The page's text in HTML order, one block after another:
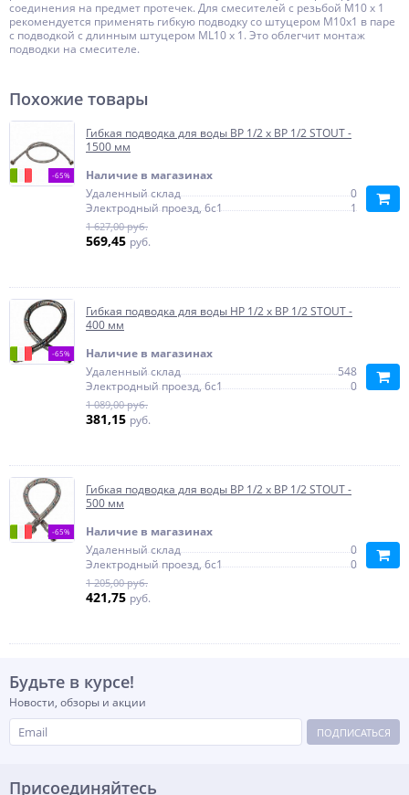
соединения на предмет протечек. Для смесителей с резьбой M10 x 1
рекомендуется применять гибкую подводку со штуцером M10x1 в паре
с подводкой с длинным штуцером ML10 x 1. Это облегчит монтаж
подводки на смесителе.
Похожие товары
-65%
Гибкая подводка для воды ВР 1/2 х ВР 1/2 STOUT -
1500 мм
Наличие в магазинах
Удаленный склад
0
Электродный проезд, 6с1
1
1 627,00 руб.
569,45 руб.
-65%
Гибкая подводка для воды НР 1/2 х ВР 1/2 STOUT -
400 мм
Наличие в магазинах
Удаленный склад
548
Электродный проезд, 6с1
0
1 089,00 руб.
381,15 руб.
-65%
Гибкая подводка для воды ВР 1/2 х ВР 1/2 STOUT -
500 мм
Наличие в магазинах
Удаленный склад
0
Электродный проезд, 6с1
0
1 205,00 руб.
421,75 руб.
Будьте в курсе!
Новости, обзоры и акции
ПОДПИСАТЬСЯ
Присоединяйтесь